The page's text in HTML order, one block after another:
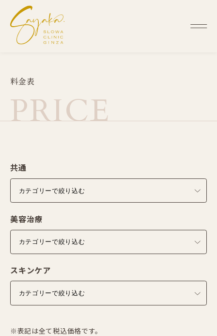
料金表
PRICE
※表記は全て税込価格です。
共通
美容治療
スキンケア